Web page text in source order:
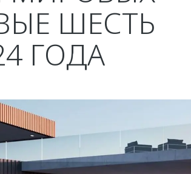
ШЕСТЬ
ГОДА